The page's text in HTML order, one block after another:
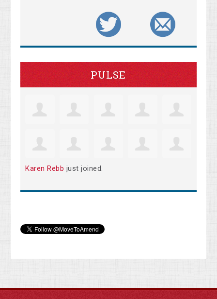
PULSE
Karen Rebb just joined.